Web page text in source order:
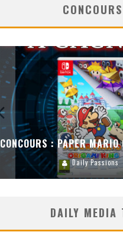
CONCOURS
CONCOURS : PAPER
Daily Passions
DAILY MEDIA